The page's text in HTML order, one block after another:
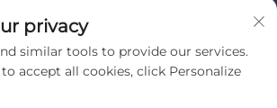
privacy
similar tools to provide our services.
accept all cookies, click Personalize